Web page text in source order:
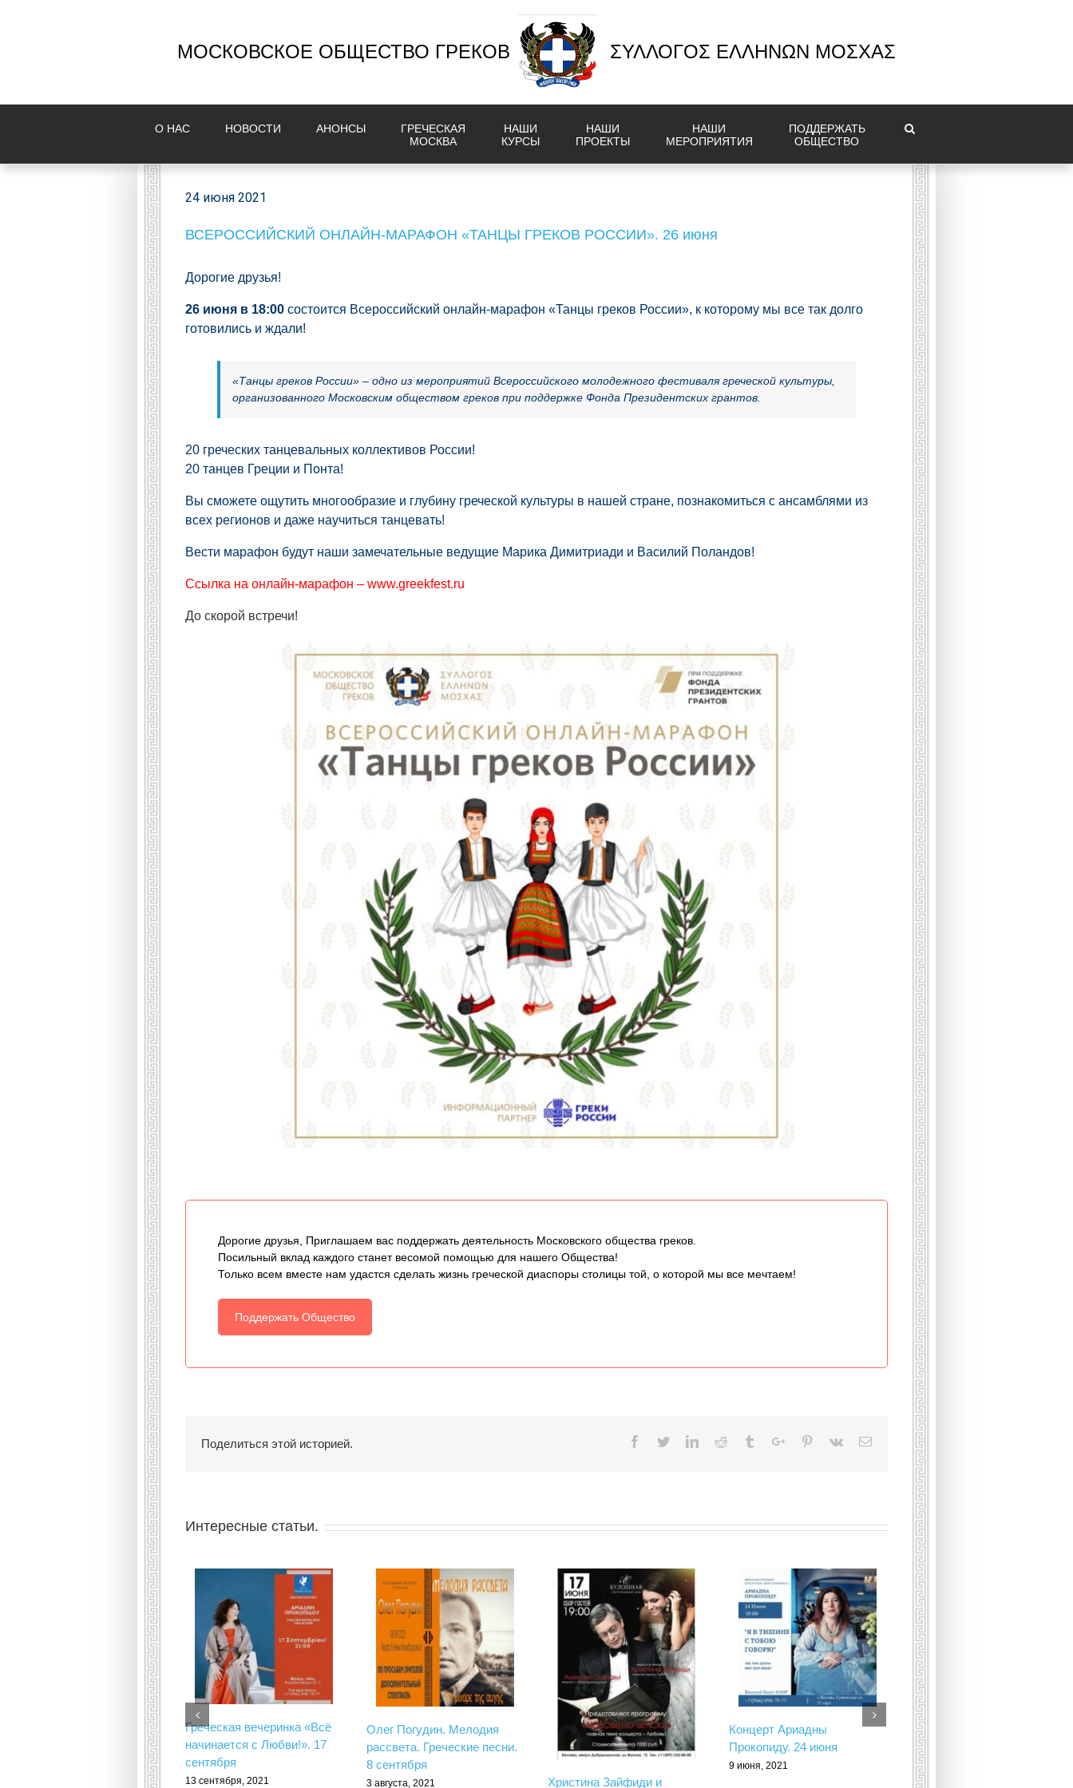
МОСКОВСКОЕ ОБЩЕСТВО ГРЕКОВ ΣΥΛΛΟΓΟΣ ΕΛΛΗΝΩΝ ΜΟΣΧΑΣ
О НAС НОВОСТИ AНОНСЫ
ГРЕЧЕСКАЯ
МОСКВА
НАШИ
КУРСЫ
НАШИ
ПРОЕКТЫ
НАШИ
МЕРОПРИЯТИЯ
ПОДДЕРЖАТЬ
ОБЩЕСТВО
24 июня 2021
ВСЕРОССИЙСКИЙ ОНЛАЙН-МАРАФОН «ТАНЦЫ ГРЕКОВ РОССИИ». 26 июня
Дорогие друзья!
26 июня в 18:00 состоится Всероссийский онлайн-марафон «Танцы греков России», к которому мы все так долго
готовились и ждали!
«Танцы греков России» – одно из мероприятий Всероссийского молодежного фестиваля греческой культуры,
организованного Московским обществом греков при поддержке Фонда Президентских грантов.
20 греческих танцевальных коллективов России!
20 танцев Греции и Понта!
Вы сможете ощутить многообразие и глубину греческой культуры в нашей стране, познакомиться с ансамблями из
всех регионов и даже научиться танцевать!
Вести марафон будут наши замечательные ведущие Марика Димитриади и Василий Поландов!
Ссылка на онлайн-марафон – www.greekfest.ru
До скорой встречи!
Дорогие друзья, Приглашаем вас поддержать деятельность Московского общества греков.
Посильный вклад каждого станет весомой помощью для нашего Общества!
Только всем вместе нам удастся сделать жизнь греческой диаспоры столицы той, о которой мы все мечтаем!
Поддержать Общество
Поделиться этой историей. Facebook
TwitterLinkedinReddit TumblrGoogle+Pinterest
Vk Email
Интересные статьи.
Греческая вечеринка «Всё
начинается с Любви!». 17
сентября
13 сентября, 2021
Олег Погудин. Мелодия
рассвета. Греческие песни.
8 сентября
3 августа, 2021 Христина Зайфиди и
Концерт Ариадны
Прокопиду. 24 июня
9 июня, 2021
Приглашаем греческие
ансамбли к участию в
онлайн-марафоне “Танцы
греков России”